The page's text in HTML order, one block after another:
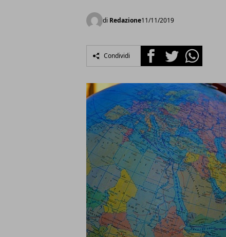
di Redazione11/11/2019
Condividi FacebookTwitterWhatsapp